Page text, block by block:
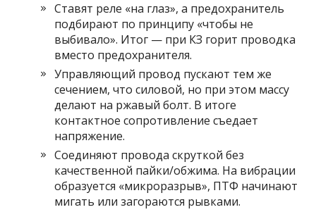
Ставят реле «на глаз», а предохранитель
подбирают по принципу «чтобы не
выбивало». Итог — при КЗ горит проводка
вместо предохранителя.
Управляющий провод пускают тем же
сечением, что силовой, но при этом массу
делают на ржавый болт. В итоге
контактное сопротивление съедает
напряжение.
Соединяют провода скруткой без
качественной пайки/обжима. На вибрации
образуется «микроразрыв», ПТФ начинают
мигать или загораются рывками.